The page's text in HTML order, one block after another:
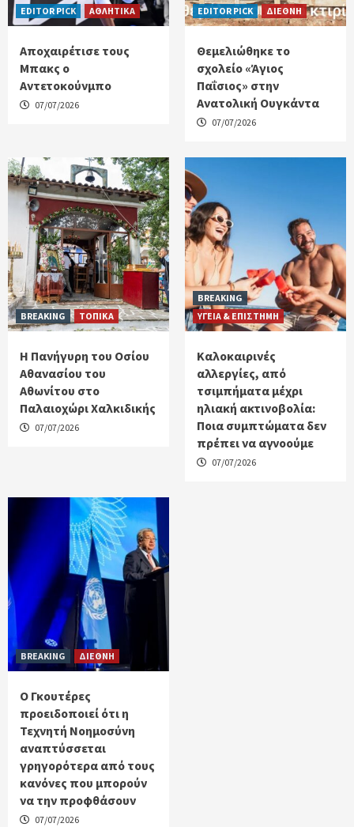
EDITOR PICK ΑΘΛΗΤΙΚΑ
Αποχαιρέτισε τους
Μπακς ο
Αντετοκούνμπο
07/07/2026
EDITOR PICK ΔΙΕΘΝΗ
Θεμελιώθηκε το
σχολείο «Άγιος
Παΐσιος» στην
Ανατολική Ουγκάντα
07/07/2026
BREAKING ΤΟΠΙΚΑ
Η Πανήγυρη του Οσίου
Αθανασίου του
Αθωνίτου στο
Παλαιοχώρι Χαλκιδικής
07/07/2026
BREAKING
ΥΓΕΙΑ & ΕΠΙΣΤΗΜΗ
Καλοκαιρινές
αλλεργίες, από
τσιμπήματα μέχρι
ηλιακή ακτινοβολία:
Ποια συμπτώματα δεν
πρέπει να αγνοούμε
07/07/2026
BREAKING ΔΙΕΘΝΗ
Ο Γκουτέρες
προειδοποιεί ότι η
Τεχνητή Νοημοσύνη
αναπτύσσεται
γρηγορότερα από τους
κανόνες που μπορούν
να την προφθάσουν
07/07/2026